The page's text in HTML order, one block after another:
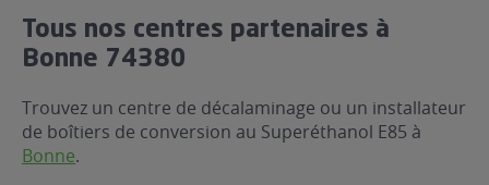
du carburant avec
garagiste
Tous nos centres partenaires à
Bonne 74380
Trouvez un centre de décalaminage ou un installateur
de boîtiers de conversion au Superéthanol E85 à
Bonne.